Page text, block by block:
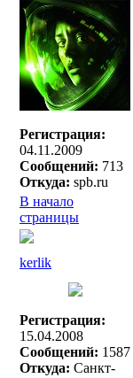
Регистрация:
04.11.2009
Сообщений: 713
Откуда: spb.ru
В начало
страницы
kerlik
Регистрация:
15.04.2008
Сообщений: 1587
Откуда: Санкт-